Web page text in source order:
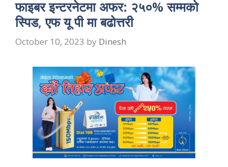
फाइबर इन्टरनेटमा अफर: २५०% सम्मको
स्पिड, एफ यू पी मा बढोत्तरी
October 10, 2023 by Dinesh